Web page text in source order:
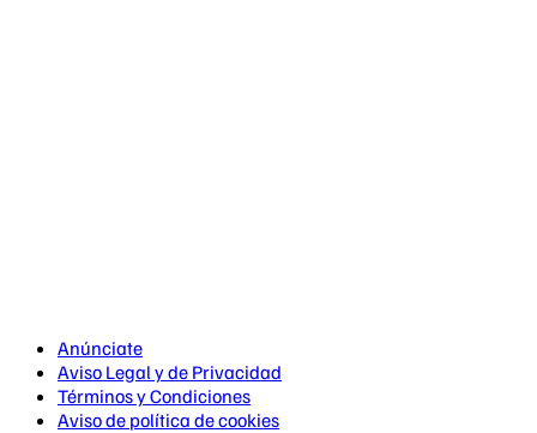
Anúnciate
Aviso Legal y de Privacidad
Términos y Condiciones
Aviso de política de cookies